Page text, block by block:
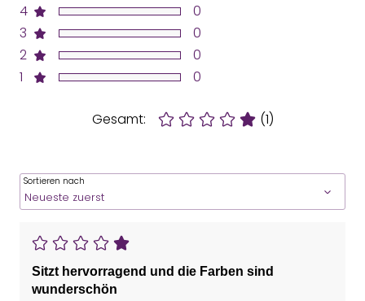
4
3
2
1
0
0
0
0
Gesamt: (1)
Sortieren nach
Sitzt hervorragend und die Farben sind
wunderschön